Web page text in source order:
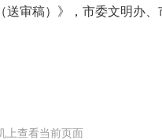
稿）》，市委文明办、
上查看当前页面